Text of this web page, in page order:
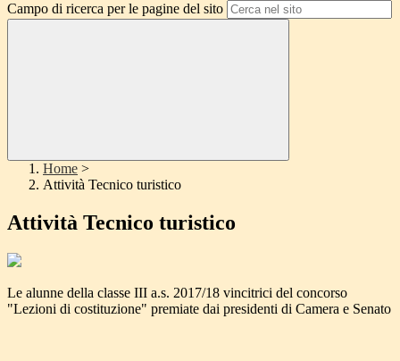
Campo di ricerca per le pagine del sito
Home >
Attività Tecnico turistico
Attività Tecnico turistico
Le alunne della classe III a.s. 2017/18 vincitrici del concorso
"Lezioni di costituzione" premiate dai presidenti di Camera e Senato